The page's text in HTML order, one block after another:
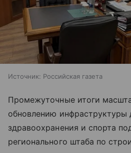
Источник: Российская газета
Промежуточные итоги
обновлению инфраструктуры
здравоохранения и спорта
регионального штаба по